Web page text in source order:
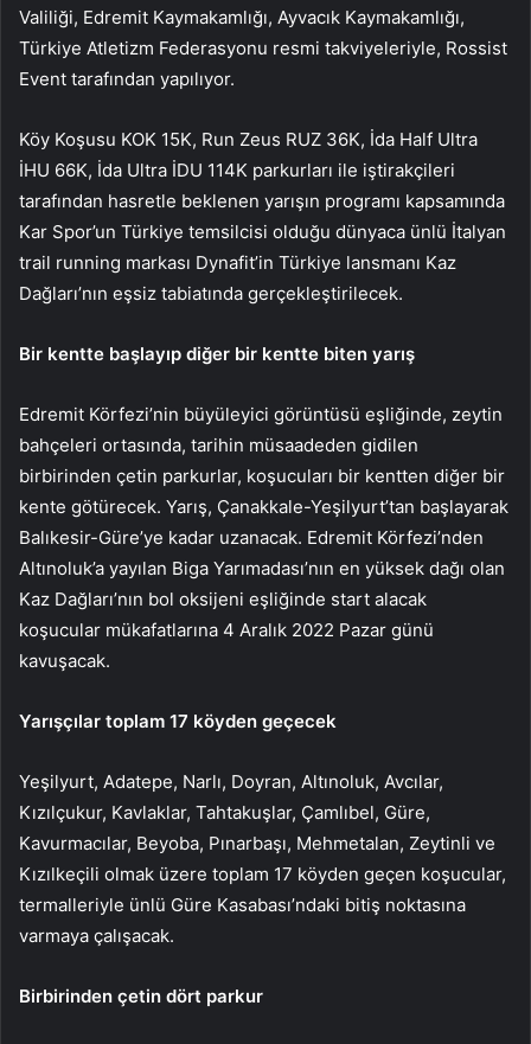
Valiliği, Edremit Kaymakamlığı, Ayvacık Kaymakamlığı,
Türkiye Atletizm Federasyonu resmi takviyeleriyle, Rossist
Event tarafından yapılıyor.
Köy Koşusu KOK 15K, Run Zeus RUZ 36K, İda Half Ultra
İHU 66K, İda Ultra İDU 114K parkurları ile iştirakçileri
tarafından hasretle beklenen yarışın programı kapsamında
Kar Spor’un Türkiye temsilcisi olduğu dünyaca ünlü İtalyan
trail running markası Dynafit’in Türkiye lansmanı Kaz
Dağları’nın eşsiz tabiatında gerçekleştirilecek.
Bir kentte başlayıp diğer bir kentte biten yarış
Edremit Körfezi’nin büyüleyici görüntüsü eşliğinde, zeytin
bahçeleri ortasında, tarihin müsaadeden gidilen
birbirinden çetin parkurlar, koşucuları bir kentten diğer bir
kente götürecek. Yarış, Çanakkale-Yeşilyurt’tan başlayarak
Balıkesir-Güre’ye kadar uzanacak. Edremit Körfezi’nden
Altınoluk’a yayılan Biga Yarımadası’nın en yüksek dağı olan
Kaz Dağları’nın bol oksijeni eşliğinde start alacak
koşucular mükafatlarına 4 Aralık 2022 Pazar günü
kavuşacak.
Yarışçılar toplam 17 köyden geçecek
Yeşilyurt, Adatepe, Narlı, Doyran, Altınoluk, Avcılar,
Kızılçukur, Kavlaklar, Tahtakuşlar, Çamlıbel, Güre,
Kavurmacılar, Beyoba, Pınarbaşı, Mehmetalan, Zeytinli ve
Kızılkeçili olmak üzere toplam 17 köyden geçen koşucular,
termalleriyle ünlü Güre Kasabası’ndaki bitiş noktasına
varmaya çalışacak.
Birbirinden çetin dört parkur